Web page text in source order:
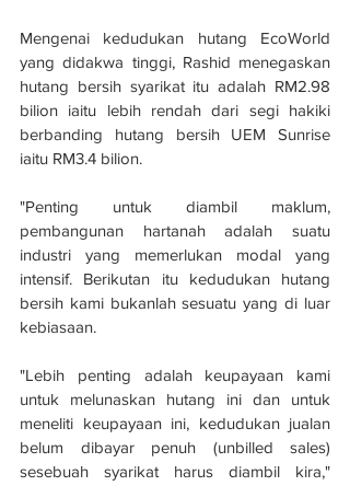
Mengenai kedudukan hutang EcoWorld
yang didakwa tinggi, Rashid menegaskan
hutang bersih syarikat itu adalah RM2.98
bilion iaitu lebih rendah dari segi hakiki
berbanding hutang bersih UEM Sunrise
iaitu RM3.4 bilion.
"Penting untuk diambil maklum,
pembangunan hartanah adalah suatu
industri yang memerlukan modal yang
intensif. Berikutan itu kedudukan hutang
bersih kami bukanlah sesuatu yang di luar
kebiasaan.
"Lebih penting adalah keupayaan kami
untuk melunaskan hutang ini dan untuk
meneliti keupayaan ini, kedudukan jualan
belum dibayar penuh (unbilled sales)
sesebuah syarikat harus diambil kira,"